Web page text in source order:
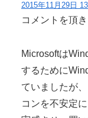
2015年11月29日
コメントを頂
Microsoftは
するために
ていましたが
コンを不安定